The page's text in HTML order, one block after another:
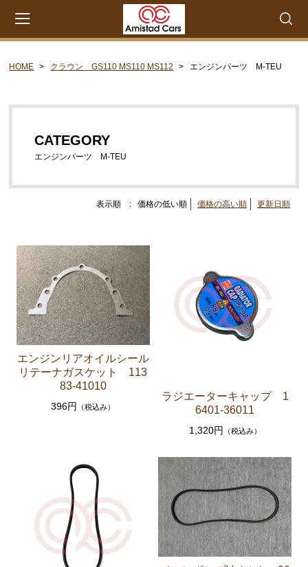
CATEGORY
セリカXX MA45 MA46 MA55 MA56
エンジンパーツ 4M-EU
アーム 各種リペアキット タイロッドエンド な
ど）
ウエザーストリップ ワイヤー類
セリカXX GA61 MA61 MA63
エンジンパーツ 5M-GEU MA61
エンジンパーツ M-TEU MA63
エンジンパーツ 1G-GEU GA61
エンジンパーツ 1G-EU GA61
ブレーキパーツ（マスターシリンダー リペアキッ
ト ホース など）
クラッチパーツ（マスターシリンダー クラッチレリ
ーズシリンダー オーバーホールキット など）
ステアリングパーツ（各種リペアキット ラックブー
ツ ラックエンド タイロッドエンド など）
HOME クラウン GS110 MS110 MS112 エンジンパーツ M-TEU
CATEGORY
エンジンパーツ M-TEU
表示順 : 価格の低い順 価格の高い順 更新日順
エンジンリアオイルシール
リテーナガスケット 113
83-41010
396円 （税込み）
ラジエーターキャップ 1
6401-36011
1,320円 （税込み）